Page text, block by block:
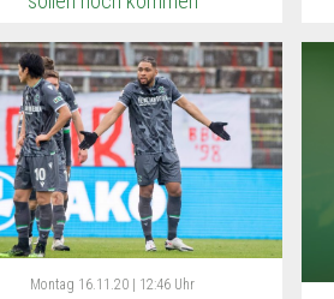
Montag 16.11.20 | 12:46 Uhr